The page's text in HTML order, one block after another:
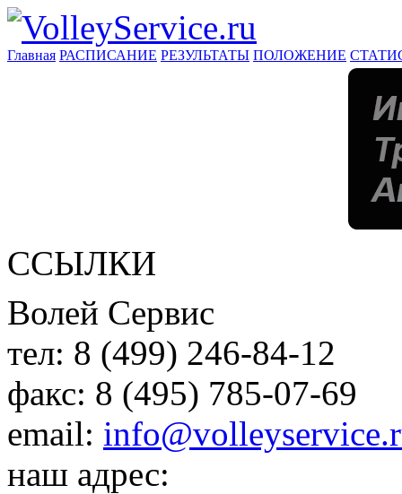
Главная РАСПИСАНИЕ РЕЗУЛЬТАТЫ ПОЛОЖЕНИЕ
ССЫЛКИ
Волей Сервис
тел: 8 (499) 246-84-12
факс: 8 (495) 785-07-69
email:
наш адрес: